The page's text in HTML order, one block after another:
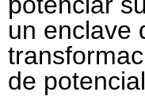
un enclave
de